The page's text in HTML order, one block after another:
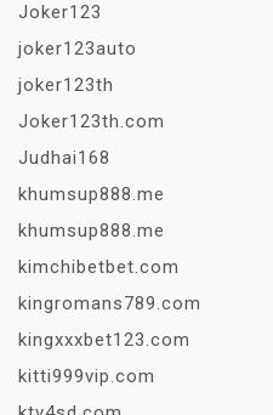
Joker123
joker123auto
joker123th
Joker123th.com
Judhai168
khumsup888.me
khumsup888.me
kimchibetbet.com
kingromans789.com
kingxxxbet123.com
kitti999vip.com